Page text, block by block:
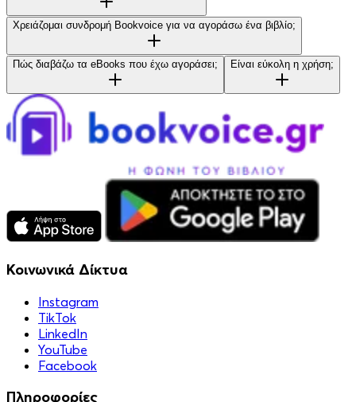
Χρειάζομαι συνδρομή Bookvoice για να αγοράσω ένα βιβλίο;
Πώς διαβάζω τα eBooks που έχω αγοράσει; Είναι εύκολη η χρήση;
Κοινωνικά Δίκτυα
Instagram
TikTok
LinkedIn
YouTube
Facebook
Πληροφορίες